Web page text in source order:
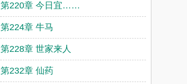
第220章 今日宜……
第224章 牛马
第228章 世家来人
第232章 仙药